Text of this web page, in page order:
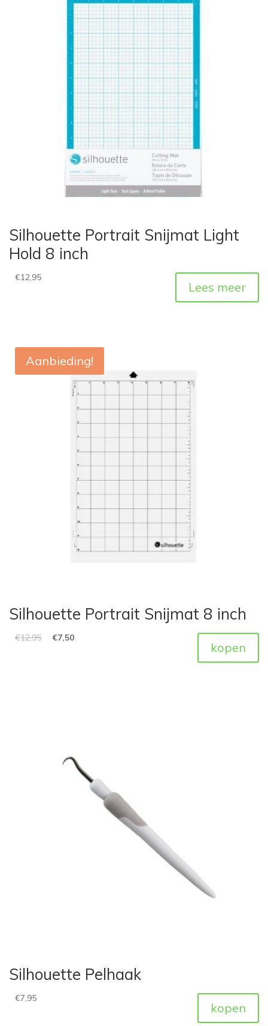
Silhouette Portrait Snijmat Light
Hold 8 inch
€12,95
Lees meer
Aanbieding!
Silhouette Portrait Snijmat 8 inch
€12,95 €7,50
kopen
Silhouette Pelhaak
€7,95
kopen